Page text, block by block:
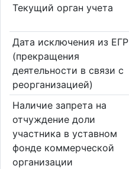
Текущий орган учета
Дата исключения из ЕГР
(прекращения
деятельности в связи с
реорганизацией)
Наличие запрета на
отчуждение доли
участника в уставном
фонде коммерческой
организации